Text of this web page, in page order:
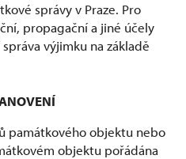
správy v Praze. Pro
propagační a jiné účely
výjimku na základě
památkového objektu nebo
objektu pořádána